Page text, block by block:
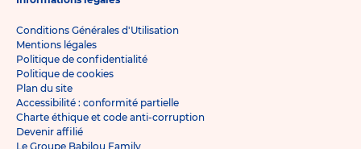
Conditions Générales d'Utilisation
Mentions légales
Politique de confidentialité
Politique de cookies
Plan du site
Accessibilité : conformité partielle
Charte éthique et code anti-corruption
Devenir affilié
Le Groupe Babilou Family